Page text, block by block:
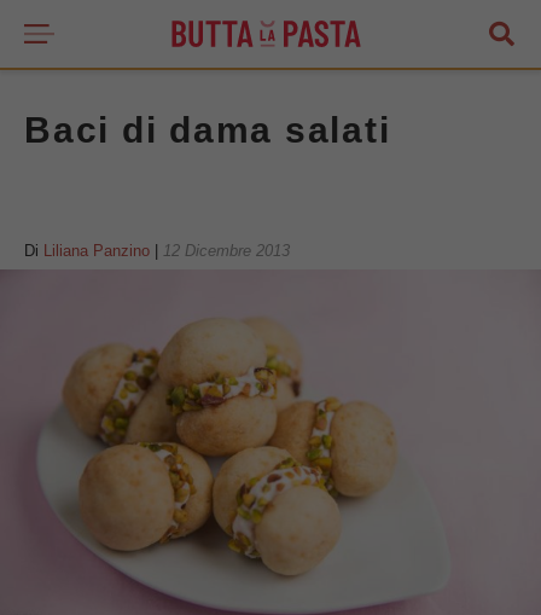
Baci di dama salati
Di Liliana Panzino 12 Dicembre 2013